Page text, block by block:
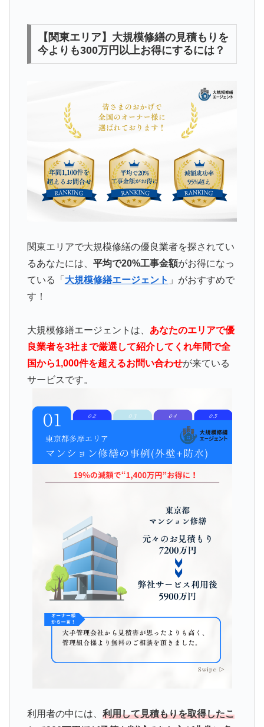
【関東エリア】大規模修繕の見積もりを
今よりも300万円以上お得にするには？
関東エリアで大規模修繕の優良業者を探されてい
るあなたには、 平均で20%工事金額がお得になっ
ている「 大規模修繕エージェント 」がおすすめで
す！
大規模修繕エージェントは、 あなたのエリアで優
良業者を3社まで厳選して紹介してくれ年間で全
国から1,000件を超えるお問い合わせが来ている
サービスです。
利用者の中には、 利用して見積もりを取得したこ